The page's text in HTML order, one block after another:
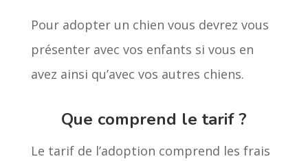
Pour adopter un chien vous devrez vous
présenter avec vos enfants si vous en
avez ainsi qu’avec vos autres chiens.
Que comprend le tarif ?
Le tarif de l’adoption comprend les frais